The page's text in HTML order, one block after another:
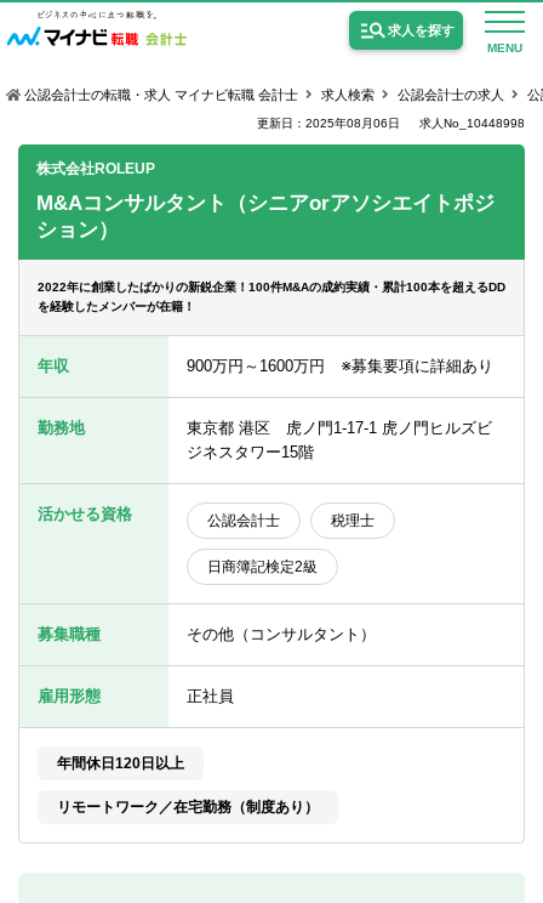
MENU
求人を探す
監査法人の求人
USCPA（米国公認会計士）の求人
女性会計士の転職
個別転職相談会・セミナー
転職お役立ち情報
ご利用ガイド
業界情報
公認会計士の転職・求人 マイナビ転職 会計士 求人検索 公認会計士の求人 公
更新日：2025年08月06日 求人No_10448998
株式会社ROLEUP
M&Aコンサルタント（シニアorアソシエイトポジ
ション）
2022年に創業したばかりの新鋭企業！100件M&Aの成約実績・累計100本を超えるDD
を経験したメンバーが在籍！
年収 900万円～1600万円 ※募集要項に詳細あり
勤務地
東京都 港区 虎ノ門1-17-1 虎ノ門ヒルズビ
ジネスタワー15階
活かせる資格 公認会計士 税理士
日商簿記検定2級
募集職種 その他（コンサルタント）
雇用形態 正社員
年間休日120日以上
リモートワーク／在宅勤務（制度あり）